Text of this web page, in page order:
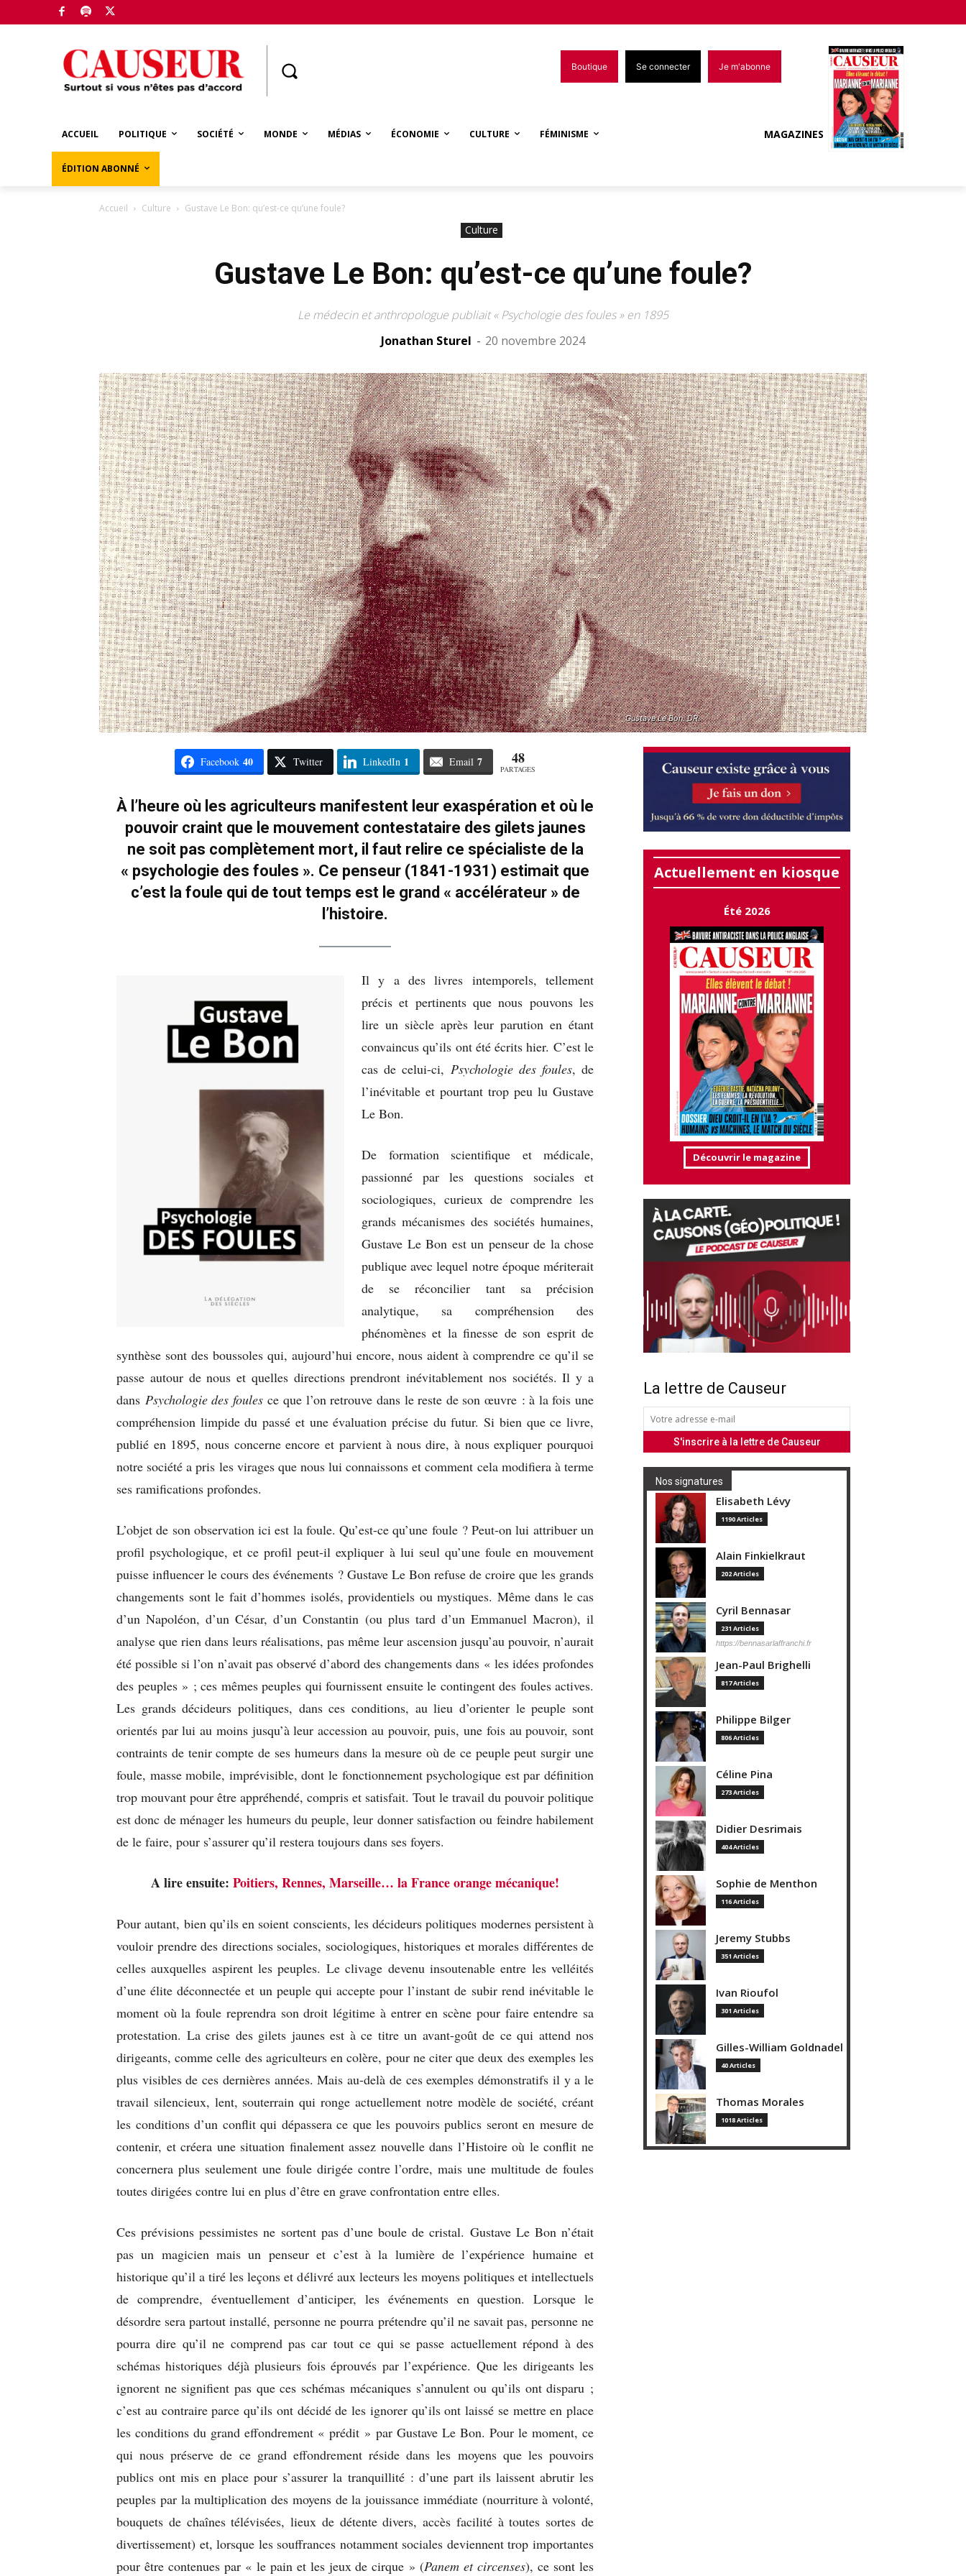
Boutique Se connecter Je m'abonne
ACCUEIL POLITIQUE SOCIÉTÉ MONDE MÉDIAS ÉCONOMIE CULTURE FÉMINISME
ÉDITION ABONNÉ
MAGAZINES
Accueil Culture Gustave Le Bon: qu’est-ce qu’une foule?
Culture
Gustave Le Bon: qu’est-ce qu’une foule?
Le médecin et anthropologue publiait « Psychologie des foules » en 1895
Jonathan Sturel - 20 novembre 2024
Gustave Le Bon. DR.
Facebook 40 Twitter LinkedIn 1 Email 7 48
PARTAGES
À l’heure où les agriculteurs manifestent leur exaspération et où le
pouvoir craint que le mouvement contestataire des gilets jaunes
ne soit pas complètement mort, il faut relire ce spécialiste de la
« psychologie des foules ». Ce penseur (1841-1931) estimait que
c’est la foule qui de tout temps est le grand « accélérateur » de
l’histoire.
Il y a des livres intemporels, tellement
précis et pertinents que nous pouvons les
lire un siècle après leur parution en étant
convaincus qu’ils ont été écrits hier. C’est le
cas de celui-ci, Psychologie des foules, de
l’inévitable et pourtant trop peu lu Gustave
Le Bon.
De formation scientifique et médicale,
passionné par les questions sociales et
sociologiques, curieux de comprendre les
grands mécanismes des sociétés humaines,
Gustave Le Bon est un penseur de la chose
publique avec lequel notre époque mériterait
de se réconcilier tant sa précision
analytique, sa compréhension des
phénomènes et la finesse de son esprit de
synthèse sont des boussoles qui, aujourd’hui encore, nous aident à comprendre ce qu’il se
passe autour de nous et quelles directions prendront inévitablement nos sociétés. Il y a
dans Psychologie des foulesce que l’on retrouve dans le reste de son œuvre : à la fois une
compréhension limpide du passé et une évaluation précise du futur. Si bien que ce livre,
publié en 1895, nous concerne encore et parvient à nous dire, à nous expliquer pourquoi
notre société a pris les virages que nous lui connaissons et comment cela modifiera à terme
ses ramifications profondes.
L’objet de son observation ici est la foule. Qu’est-ce qu’une foule ? Peut-on lui attribuer un
profil psychologique, et ce profil peut-il expliquer à lui seul qu’une foule en mouvement
puisse influencer le cours des événements ? Gustave Le Bon refuse de croire que les grands
changements sont le fait d’hommes isolés, providentiels ou mystiques. Même dans le cas
d’un Napoléon, d’un César, d’un Constantin (ou plus tard d’un Emmanuel Macron), il
analyse que rien dans leurs réalisations, pas même leur ascension jusqu’au pouvoir, n’aurait
été possible si l’on n’avait pas observé d’abord des changements dans « les idées profondes
des peuples » ; ces mêmes peuples qui fournissent ensuite le contingent des foules actives.
Les grands décideurs politiques, dans ces conditions, au lieu d’orienter le peuple sont
orientés par lui au moins jusqu’à leur accession au pouvoir, puis, une fois au pouvoir, sont
contraints de tenir compte de ses humeurs dans la mesure où de ce peuple peut surgir une
foule, masse mobile, imprévisible, dont le fonctionnement psychologique est par définition
trop mouvant pour être appréhendé, compris et satisfait. Tout le travail du pouvoir politique
est donc de ménager les humeurs du peuple, leur donner satisfaction ou feindre habilement
de le faire, pour s’assurer qu’il restera toujours dans ses foyers.
A lire ensuite: Poitiers, Rennes, Marseille… la France orange mécanique!
Pour autant, bien qu’ils en soient conscients, les décideurs politiques modernes persistent à
vouloir prendre des directions sociales, sociologiques, historiques et morales différentes de
celles auxquelles aspirent les peuples. Le clivage devenu insoutenable entre les velléités
d’une élite déconnectée et un peuple qui accepte pour l’instant de subir rend inévitable le
moment où la foule reprendra son droit légitime à entrer en scène pour faire entendre sa
protestation. La crise des gilets jaunes est à ce titre un avant-goût de ce qui attend nos
dirigeants, comme celle des agriculteurs en colère, pour ne citer que deux des exemples les
plus visibles de ces dernières années. Mais au-delà de ces exemples démonstratifs il y a le
travail silencieux, lent, souterrain qui ronge actuellement notre modèle de société, créant
les conditions d’un conflit qui dépassera ce que les pouvoirs publics seront en mesure de
contenir, et créera une situation finalement assez nouvelle dans l’Histoire où le conflit ne
concernera plus seulement une foule dirigée contre l’ordre, mais une multitude de foules
toutes dirigées contre lui en plus d’être en grave confrontation entre elles.
Ces prévisions pessimistes ne sortent pas d’une boule de cristal. Gustave Le Bon n’était
pas un magicien mais un penseur et c’est à la lumière de l’expérience humaine et
historique qu’il a tiré les leçons et délivré aux lecteurs les moyens politiques et intellectuels
de comprendre, éventuellement d’anticiper, les événements en question. Lorsque le
désordre sera partout installé, personne ne pourra prétendre qu’il ne savait pas, personne ne
pourra dire qu’il ne comprend pas car tout ce qui se passe actuellement répond à des
schémas historiques déjà plusieurs fois éprouvés par l’expérience. Que les dirigeants les
ignorent ne signifient pas que ces schémas mécaniques s’annulent ou qu’ils ont disparu ;
c’est au contraire parce qu’ils ont décidé de les ignorer qu’ils ont laissé se mettre en place
les conditions du grand effondrement « prédit » par Gustave Le Bon. Pour le moment, ce
qui nous préserve de ce grand effondrement réside dans les moyens que les pouvoirs
publics ont mis en place pour s’assurer la tranquillité : d’une part ils laissent abrutir les
peuples par la multiplication des moyens de la jouissance immédiate (nourriture à volonté,
bouquets de chaînes télévisées, lieux de détente divers, accès facilité à toutes sortes de
divertissement) et, lorsque les souffrances notamment sociales deviennent trop importantes
pour être contenues par « le pain et les jeux de cirque » (Panem et circenses), ce sont les
Actuellement en kiosque
Été 2026
Découvrir le magazine
La lettre de Causeur
Nos signatures
Elisabeth Lévy
1190 Articles
Alain Finkielkraut
202 Articles
Cyril Bennasar
231 Articles
https://bennasarlaffranchi.fr
Jean-Paul Brighelli
817 Articles
Philippe Bilger
806 Articles
Céline Pina
273 Articles
Didier Desrimais
404 Articles
Sophie de Menthon
116 Articles
Jeremy Stubbs
351 Articles
Ivan Rioufol
301 Articles
Gilles-William Goldnadel
40 Articles
Thomas Morales
1018 Articles